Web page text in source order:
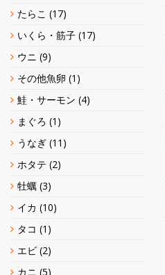
たらこ (17)
いくら・筋子 (17)
ウニ (9)
その他魚卵 (1)
鮭・サーモン (4)
まぐろ (1)
うなぎ (11)
ホタテ (2)
牡蠣 (3)
イカ (10)
タコ (1)
エビ (2)
カニ (5)